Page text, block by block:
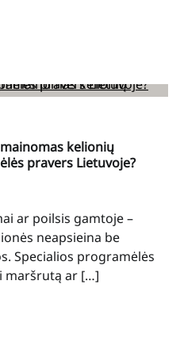
kelionių
pravers Lietuvoje?
ar poilsis gamtoje –
neapsieina be
Specialios programėlės
maršrutą ar […]